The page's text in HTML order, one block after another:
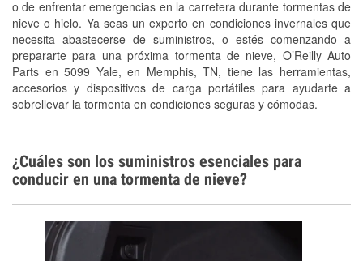
o de enfrentar emergencias en la carretera durante tormentas de
nieve o hielo. Ya seas un experto en condiciones invernales que
necesita abastecerse de suministros, o estés comenzando a
prepararte para una próxima tormenta de nieve, O’Reilly Auto
Parts en 5099 Yale, en Memphis, TN, tiene las herramientas,
accesorios y dispositivos de carga portátiles para ayudarte a
sobrellevar la tormenta en condiciones seguras y cómodas.
Conoce más
¿Cuáles son los suministros esenciales para
conducir en una tormenta de nieve?